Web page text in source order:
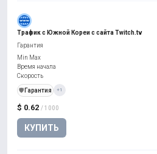
Трафик с Южной Кореи с сайта Twitch.tv
$ 0.62 / 1000
КУПИТЬ
Гарантия
Min Max
Время начала
Скорость
️🛡️ Гарантия +1